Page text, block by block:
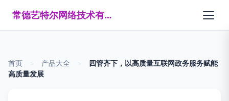
常德艺特尔网络技术有限公司
首页 产品大全
四管齐下，以高质量互联网政务服务赋能
高质量发展